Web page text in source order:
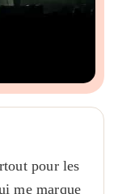
pour les
me marque